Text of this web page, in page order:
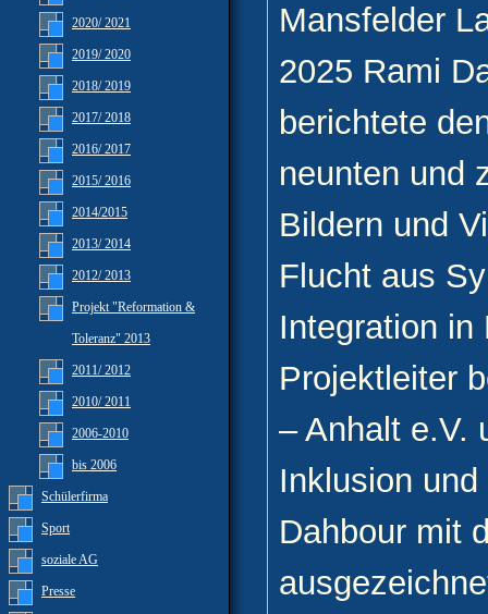
2020/ 2021
2019/ 2020
2018/ 2019
2017/ 2018
2016/ 2017
2015/ 2016
2014/2015
2013/ 2014
2012/ 2013
Projekt "Reformation &
Toleranz" 2013
2011/ 2012
2010/ 2011
2006-2010
bis 2006
Schülerfirma
Sport
soziale AG
Presse
Mansfelder
2025 Rami
berichtete
neunten und
Bildern und
Flucht aus
Integration in
Projektleiter
– Anhalt e.V.
Inklusion
Dahbour mit